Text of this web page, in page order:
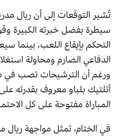
تُشير التوقعات إلى أن ريال
سيطرة بفضل خبرته الكبيرة
التحكم بإيقاع اللعب، بينما
الدفاعي الصارم ومحاولة
ورغم أن الترشيحات تصب في
أتلتيك بلباو معروف بقدرته
المباراة مفتوحة على كل
في الختام، تمثل مواجهة ريال